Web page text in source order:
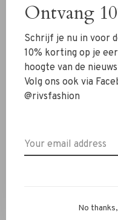
Shoes
Jewelry
Accessoires
SALE
Contact Information
Personal Styling /
Ontvang
Schrijf je nu in voor
10% korting op je
hoogte van de
Volg ons ook via
@rivsfashion
No